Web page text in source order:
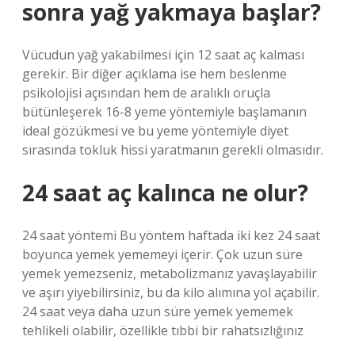
sonra yağ yakmaya başlar?
Vücudun yağ yakabilmesi için 12 saat aç kalması
gerekir. Bir diğer açıklama ise hem beslenme
psikolojisi açısından hem de aralıklı oruçla
bütünleşerek 16-8 yeme yöntemiyle başlamanın
ideal gözükmesi ve bu yeme yöntemiyle diyet
sırasında tokluk hissi yaratmanın gerekli olmasıdır.
24 saat aç kalınca ne olur?
24 saat yöntemi Bu yöntem haftada iki kez 24 saat
boyunca yemek yememeyi içerir. Çok uzun süre
yemek yemezseniz, metabolizmanız yavaşlayabilir
ve aşırı yiyebilirsiniz, bu da kilo alımına yol açabilir.
24 saat veya daha uzun süre yemek yememek
tehlikeli olabilir, özellikle tıbbi bir rahatsızlığınız